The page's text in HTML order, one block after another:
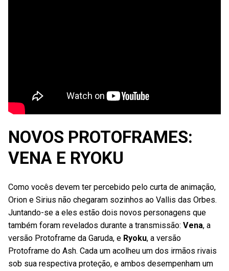
NOVOS PROTOFRAMES:
VENA E RYOKU
Como vocês devem ter percebido pelo curta de animação,
Orion e Sirius não chegaram sozinhos ao Vallis das Orbes.
Juntando-se a eles estão dois novos personagens que
também foram revelados durante a transmissão: Vena, a
versão Protoframe da Garuda, e Ryoku, a versão
Protoframe do Ash. Cada um acolheu um dos irmãos rivais
sob sua respectiva proteção, e ambos desempenham um